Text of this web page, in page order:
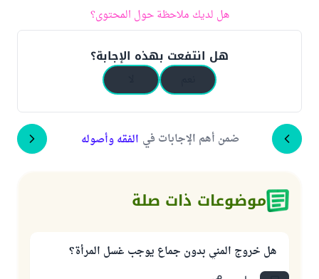
هل لديك ملاحظة حول المحتوى؟
هل انتفعت بهذه الإجابة؟
ضمن أهم الإجابات في الفقه وأصوله
موضوعات ذات صلة
هل خروج المني بدون جماع يوجب غسل المرأة؟